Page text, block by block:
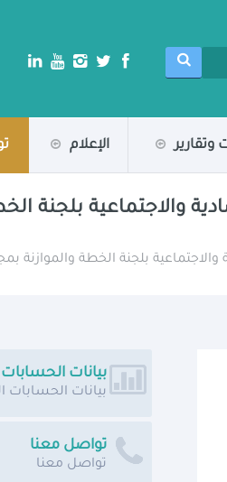
وتقارير الإعلام
والاجتماعية بلجنة
بلجنة الخطة والموازنة
بيانات
بيانات الحسابات
تواصل معنا
تواصل معنا